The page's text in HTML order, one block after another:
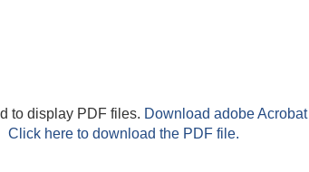
to display PDF files. Download adobe Acrobat
Click here to download the PDF file.